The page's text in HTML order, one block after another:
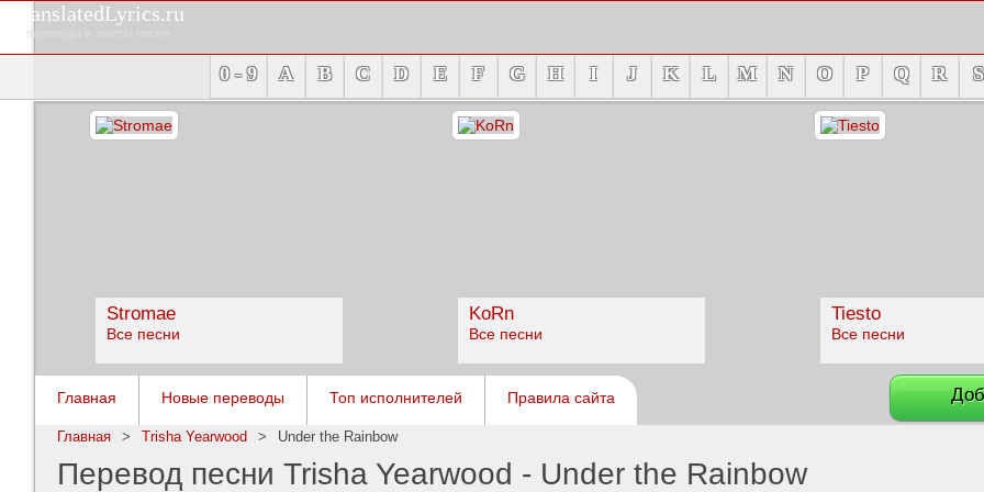
TranslatedLyrics.ru
переводы и тексты песен
0 - 9 A B C D E F G H I J K L M N O P Q R S
Stromae
Все песни
KoRn
Все песни
Tiesto
Все песни
Главная Новые переводы Топ исполнителей Правила сайта
Главная > Trisha Yearwood > Under the Rainbow
Перевод песни Trisha Yearwood - Under the Rainbow